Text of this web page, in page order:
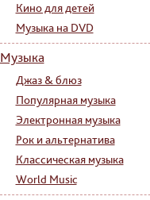
Кино для детей
Музыка на DVD
Музыка
Джаз & блюз
Популярная музыка
Электронная музыка
Рок и альтернатива
Классическая музыка
World Music